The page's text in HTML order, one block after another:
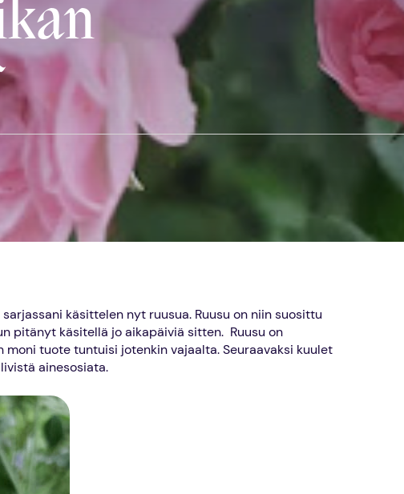
käsittelen nyt ruusua. Ruusu on niin suosittu
pitänyt käsitellä jo aikapäiviä sitten. Ruusu on
moni tuote tuntuisi jotenkin vajaalta. Seuraavaksi kuulet
ainesosiata.